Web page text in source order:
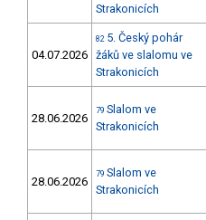
Strakonicích
04.07.2026
82 5. Český pohár
žáků ve slalomu ve
Strakonicích
28.06.2026
79 Slalom ve
Strakonicích
28.06.2026
79 Slalom ve
Strakonicích